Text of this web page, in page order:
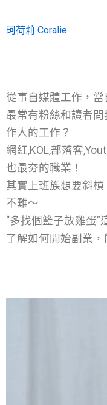
珂荷莉 Coralie
從事自媒體工作，當
最常有粉絲和讀者
作人的工作？
網紅,KOL,部落客
也最夯的職業！
其實上班族想要斜
不難～
“多找個籃子放雞蛋
了解如何開始副業，